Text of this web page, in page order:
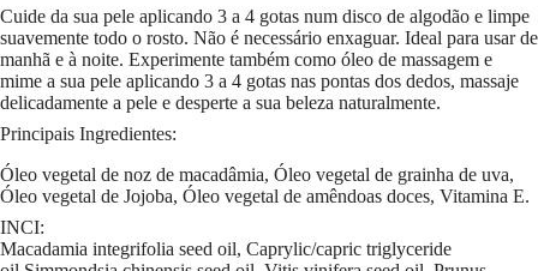
Cuide da sua pele aplicando 3 a 4 gotas num disco de algodão e limpe
suavemente todo o rosto. Não é necessário enxaguar. Ideal para usar de
manhã e à noite. Experimente também como óleo de massagem e
mime a sua pele aplicando 3 a 4 gotas nas pontas dos dedos, massaje
delicadamente a pele e desperte a sua beleza naturalmente.
Principais Ingredientes:
Óleo vegetal de noz de macadâmia, Óleo vegetal de grainha de uva,
Óleo vegetal de Jojoba, Óleo vegetal de amêndoas doces, Vitamina E.
INCI:
Macadamia integrifolia seed oil, Caprylic/capric triglyceride